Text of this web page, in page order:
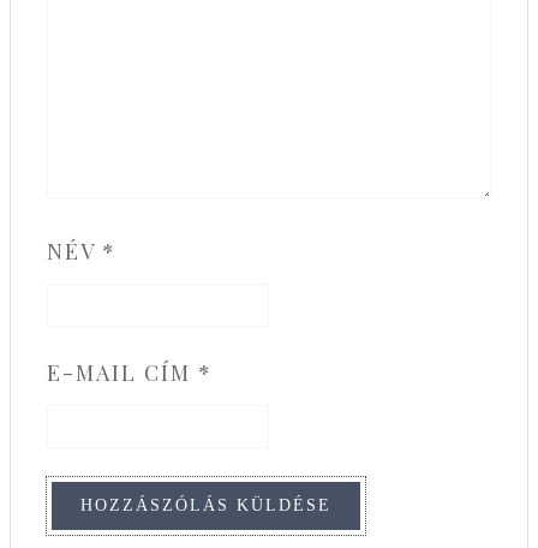
NÉV *
E-MAIL CÍM *